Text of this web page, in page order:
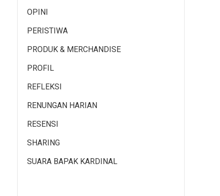
OPINI
PERISTIWA
PRODUK & MERCHANDISE
PROFIL
REFLEKSI
RENUNGAN HARIAN
RESENSI
SHARING
SUARA BAPAK KARDINAL